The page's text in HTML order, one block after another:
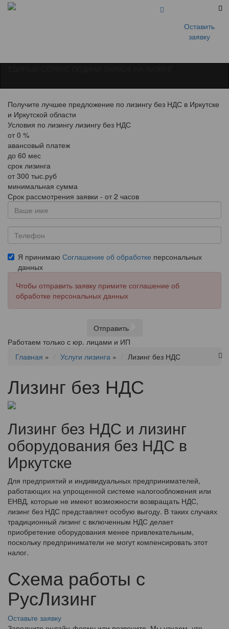
Оставить
заявку
Получите лучшее предложение по лизингу без НДС в Иркутске
и Иркутской области
Условия по лизингу лизингу без НДС
от 0 %
авансовый платеж
до 60 мес
срок лизинга
от 300 тыс.руб
минимальная сумма
Срок рассмотрения заявки - от 2 часов
Я принимаю Соглашение об обработке персональных
данных
Чтобы отправить заявку примите соглашение об
обработке персональных данных
Отправить
Работаем только с юр. лицами и ИП
Главная » Услуги лизинга » Лизинг без НДС
Лизинг без НДС
Лизинг без НДС и лизинг
оборудования без НДС в
Иркутске
Для предприятий и индивидуальных предпринимателей,
работающих на упрощенной системе налогообложения или
ЕНВД, которые не имеют возможности возвращать НДС,
лизинг без НДС представляет особую выгоду. В таких случаях
традиционный лизинг с включенным НДС делает
приобретение оборудования менее привлекательным,
поскольку предприниматели не могут компенсировать этот
налог.
Схема работы с
РусЛизинг
Оставьте заявку